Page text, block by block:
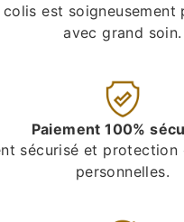
colis est soigneusement
avec grand soin.
Paiement 100%
sécurisé et protection
personnelles.